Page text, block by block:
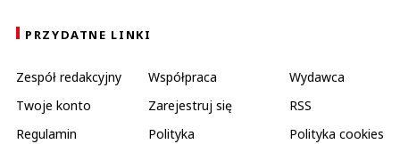
PRZYDATNE LINKI
Zespół redakcyjny Współpraca
Wydawca
Twoje konto
Zarejestruj się
RSS
Regulamin
Polityka
Polityka cookies